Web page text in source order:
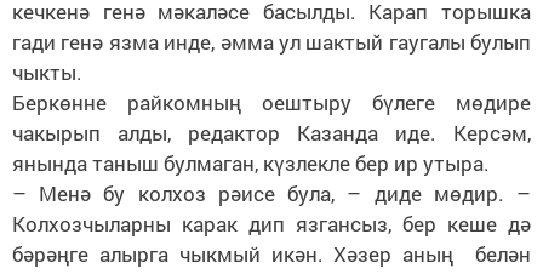
кечкенә генә мәкаләсе басылды. Карап торышка
гади генә язма инде, әмма ул шактый гаугалы булып
чыкты.
Беркөнне райкомның оештыру бүлеге мөдире
чакырып алды, редактор Казанда иде. Керсәм,
янында таныш булмаган, күзлекле бер ир утыра.
– Менә бу колхоз рәисе була, – диде мөдир. –
Колхозчыларны карак дип язгансыз, бер кеше дә
бәрәңге алырга чыкмый икән. Хәзер аның белән